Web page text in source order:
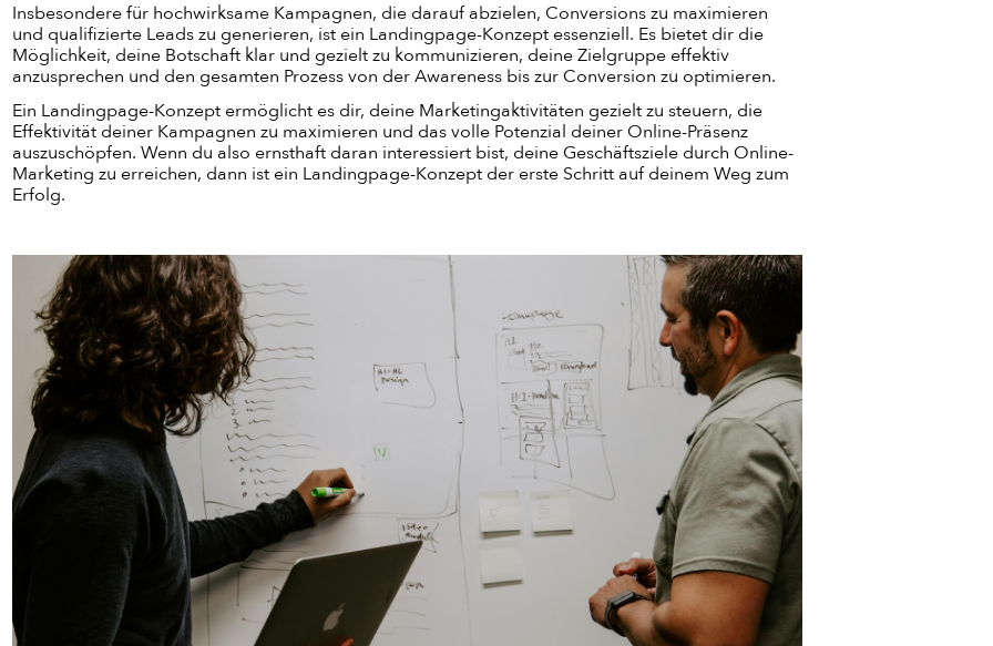
Insbesondere für hochwirksame Kampagnen, die darauf abzielen, Conversions zu maximieren
und qualifizierte Leads zu generieren, ist ein Landingpage-Konzept essenziell. Es bietet dir die
Möglichkeit, deine Botschaft klar und gezielt zu kommunizieren, deine Zielgruppe effektiv
anzusprechen und den gesamten Prozess von der Awareness bis zur Conversion zu optimieren.
Ein Landingpage-Konzept ermöglicht es dir, deine Marketingaktivitäten gezielt zu steuern, die
Effektivität deiner Kampagnen zu maximieren und das volle Potenzial deiner Online-Präsenz
auszuschöpfen. Wenn du also ernsthaft daran interessiert bist, deine Geschäftsziele durch Online-
Marketing zu erreichen, dann ist ein Landingpage-Konzept der erste Schritt auf deinem Weg zum
Erfolg.